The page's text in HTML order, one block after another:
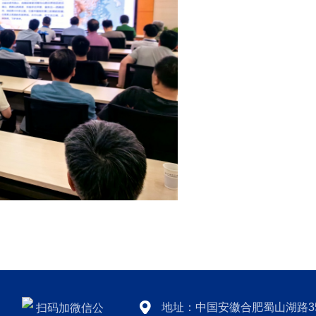
地址：中国安徽合肥蜀山湖路